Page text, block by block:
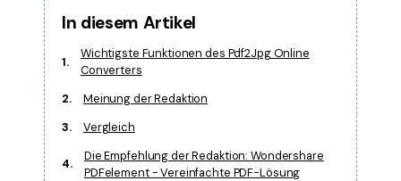
Alle PDF-Funktionen
Laden Sie die leistungsstärksten und einfachsten PDF-Tools
In diesem Artikel
1.
Wichtigste Funktionen des Pdf2Jpg Online
Converters
2.
Meinung der Redaktion
3.
Vergleich
4.
Die Empfehlung der Redaktion: Wondershare
PDFelement - Vereinfachte PDF-Lösung